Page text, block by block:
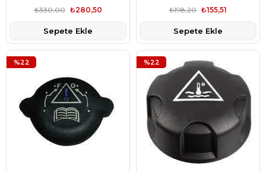
1306.C7₺280,50
₺330,00
Sepete Ekle
1306.C7₺155,51
₺198,20
Sepete Ekle
%22 %22